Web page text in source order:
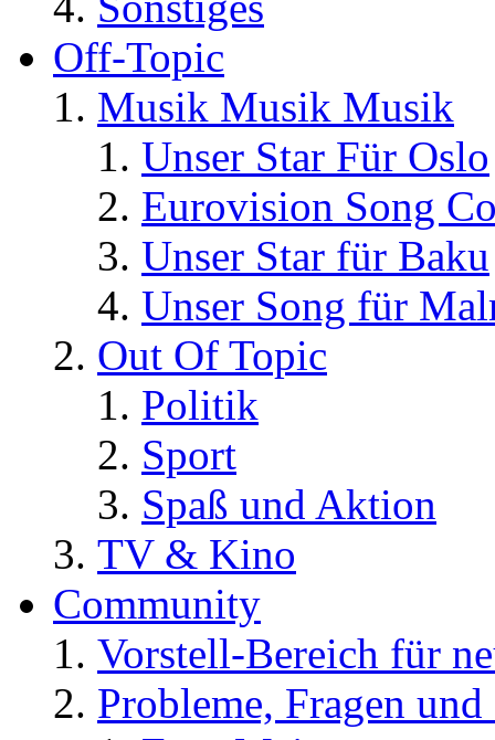
Off-Topic
Musik Musik Musik
Unser Star Für Oslo
Eurovision Song
Unser Star für Baku
Unser Song für
Out Of Topic
Politik
Sport
Spaß und Aktion
TV & Kino
Community
Vorstell-Bereich für
Probleme, Fragen